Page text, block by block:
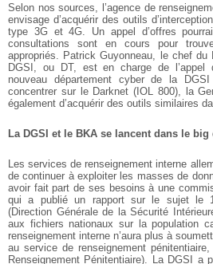
Selon nos sources, l’agence de
envisage d’acquérir des outils
type 3G et 4G. Un appel d’offres
consultations sont en cours pour
appropriés. Patrick Guyonneau, le chef du
DGSI, ou DT, est en charge de l’appel
nouveau département cyber de la
concentrer sur le Darknet (IOL 800), la
également d’acquérir des outils similaires
La DGSI et le BKA se lancent dans le big
Les services de renseignement interne
de continuer à exploiter les masses de
avoir fait part de ses besoins à une
qui a publié un rapport sur le sujet le
(Direction Générale de la Sécurité
aux fichiers nationaux sur la population
renseignement interne n’aura plus à
au service de renseignement
Renseignement Pénitentiaire). La DGSI a